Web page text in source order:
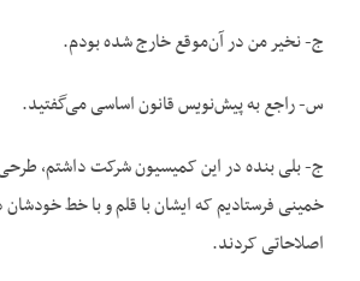
ج- نخیر من در آن‌‌موقع خارج شده بودم.
س- راجع به پیش‌‌نویس قانون اساسی می‌‌گفتید.
ج- بلی بنده در این کمیسیون شرکت داشتم،
خمینی فرستادیم که ایشان با قلم و با خط
اصلاحاتی کردند.